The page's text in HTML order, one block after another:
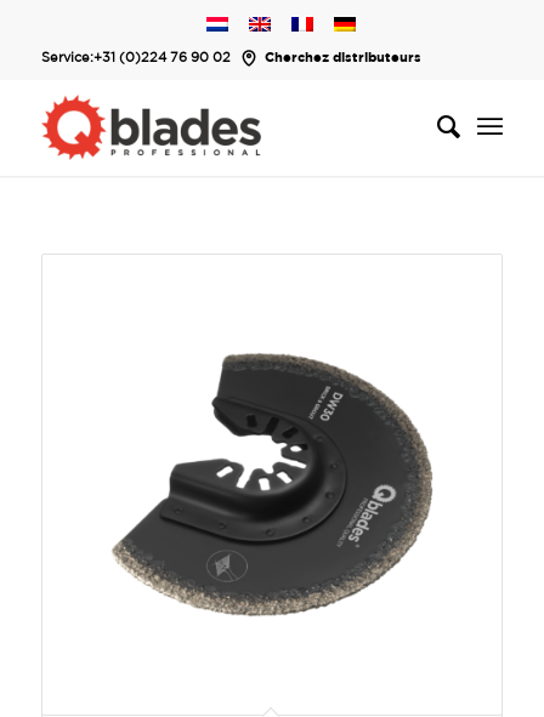
Service:+31 (0)224 76 90 02 Cherchez distributeurs